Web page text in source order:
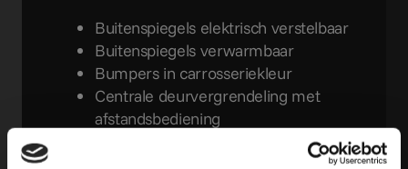
Buitenspiegels elektrisch verstelbaar
Buitenspiegels verwarmbaar
Bumpers in carrosseriekleur
Centrale deurvergrendeling met
afstandsbediening